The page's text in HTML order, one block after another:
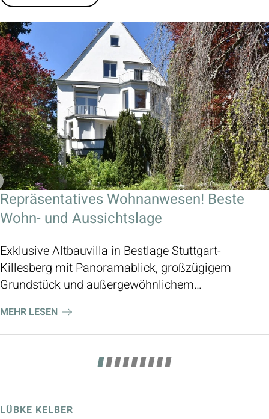
Repräsentatives Wohnanwesen! Beste
Wohn- und Aussichtslage
Exklusive Altbauvilla in Bestlage Stuttgart-
Killesberg mit Panoramablick, großzügigem
Grundstück und außergewöhnlichem
MEHR LESEN
LÜBKE KELBER